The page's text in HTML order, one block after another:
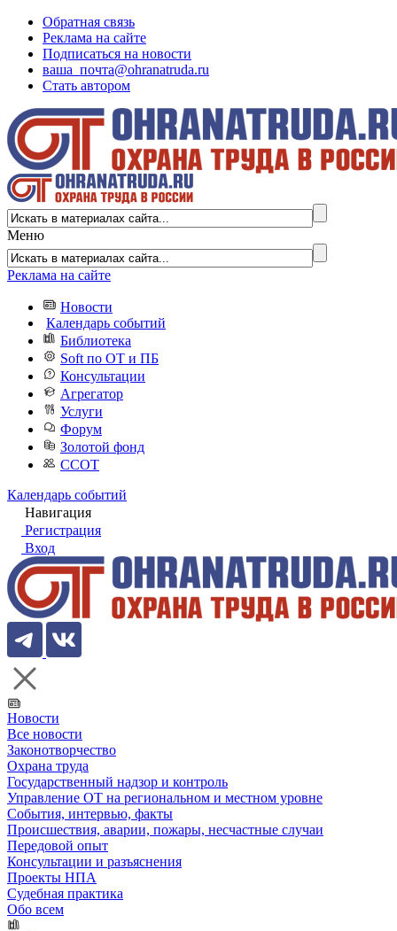
Обратная связь
Реклама на сайте
Подписаться на новости
ваша_почта@ohranatruda.ru
Стать автором
Меню
Реклама на сайте
Новости
Календарь событий
Библиотека
Soft по ОТ и ПБ
Консультации
Агрегатор
Услуги
Форум
Золотой фонд
ССОТ
Календарь событий
Навигация
Регистрация
Вход
Новости
Все новости
Законотворчество
Охрана труда
Государственный надзор и контроль
Управление ОТ на региональном и местном уровне
События, интервью, факты
Происшествия, аварии, пожары, несчастные случаи
Передовой опыт
Консультации и разъяснения
Проекты НПА
Судебная практика
Обо всем